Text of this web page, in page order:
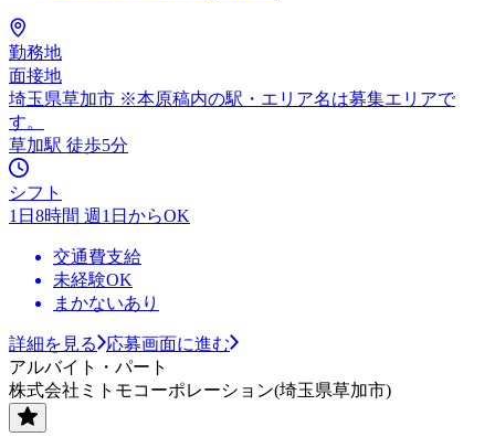
勤務地
面接地
埼玉県草加市 ※本原稿内の駅・エリア名は募集エリアで
す。
草加駅 徒歩5分
シフト
1日8時間 週1日からOK
交通費支給
未経験OK
まかないあり
詳細を見る
応募画面に進む
アルバイト・パート
株式会社ミトモコーポレーション(埼玉県草加市)